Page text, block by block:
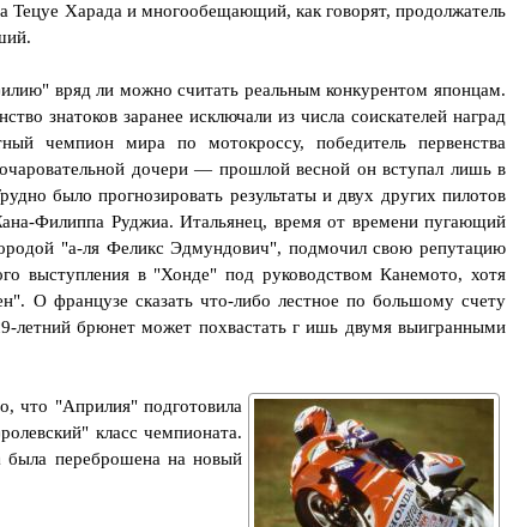
Тецуе Харада и многообещающий, как говорят, продолжатель
вряд ли можно считать реальным конкурентом японцам.
знатоков заранее исключали из числа соискателей наград
чемпион мира по мотокроссу, победитель первенства
дочери — прошлой весной он вступал лишь в
было прогнозировать результаты и двух других пилотов
Филиппа Руджиа. Итальянец, время от времени пугающий
"а-ля Феликс Эдмундович", подмочил свою репутацию
выступления в "Хонде" под руководством Канемото, хотя
О французе сказать что-либо лестное по большому счету
летний брюнет может похвастать г ишь двумя выигранными
что "Априлия" подготовила
класс чемпионата.
была переброшена на новый